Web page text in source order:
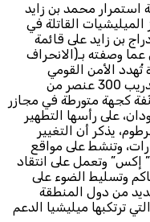
محمد بن زايد
القاتلة في
بن زايد على قائمة
وصفته بـ(الانحراف
الأمن القومي
السوداني والإقليمي، وتتمثل في نقل وتدريب 300 عنصر من
كجهة متورطة في مجازر
على رأسها التطهير
يذكر أن التغيير
وتنشط على مواقع
وتعمل على انتقاد
وتسليط الضوء على
من دول المنطقة
ترتكبها ميليشيا الدعم